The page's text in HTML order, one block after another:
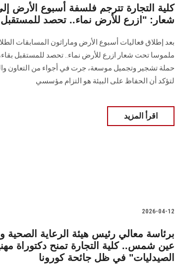
كلية التجارة تترجم فلسفة أسبوع الأرض
شعار: "ازرع للأرض نماء.. تحصد للمستقبل
بعد إطلاق فعاليات أسبوع الأرض وماراثون المسابقات
ملموسا تحت شعار ازرع للأرض نماء.. تحصد للمستقبل
حملة تشجير وتجميل موسعة، جرت في أجواء من التعاون
لتؤكد أن الحفاظ على البيئة هو التزام مؤسسي
اقرأ المزيد
2026-04-12
برئاسة معالي رئيس هيئة الرعاية
عين شمس.. كلية التجارة تمنح دكتوراة
الصيدليات" في ظل جائحة كورونا